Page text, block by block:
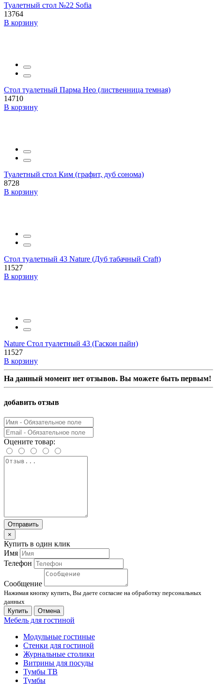
Туалетный стол №22 Sofia
13764
В корзину
Стол туалетный Парма Нео (лиственница темная)
14710
В корзину
Туалетный стол Ким (графит, дуб сонома)
8728
В корзину
Стол туалетный 43 Nature (Дуб табачный Craft)
11527
В корзину
Nature Стол туалетный 43 (Гаскон пайн)
11527
В корзину
На данный момент нет отзывов. Вы можете быть первым!
добавить отзыв
Оцените товар:
Отправить
×
Купить в один клик
Имя
Телефон
Сообщение
Нажимая кнопку купить, Вы даете согласие на обработку персональных
данных
Купить
Отмена
Мебель для гостиной
Модульные гостиные
Стенки для гостиной
Журнальные столики
Витрины для посуды
Тумбы ТВ
Тумбы